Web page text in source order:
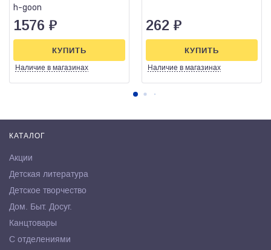
h-goon
1576 ₽
Наличие в магазинах
КУПИТЬ
262 ₽
Наличие в магазинах
КУПИТЬ
КАТАЛОГ
Акции
Детская литература
Детское творчество
Дом. Быт. Досуг.
Канцтовары
С отделениями